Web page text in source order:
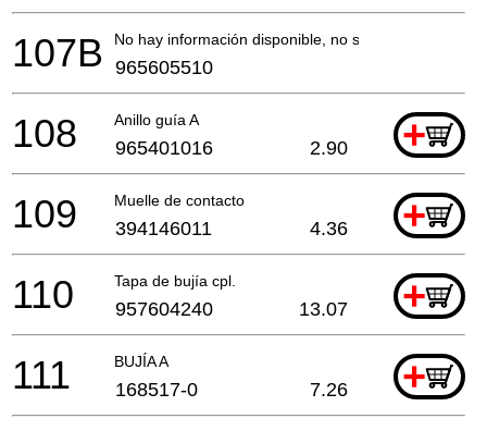
No hay información disponible, no se puede pedir
107B 965605510
Anillo guía A +
108 965401016 2.90
Muelle de contacto +
109 394146011 4.36
Tapa de bujía cpl. +
110 957604240 13.07
BUJÍA A +
111 168517-0 7.26